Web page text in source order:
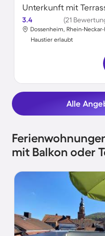
Unterkunft mit
3.4 (21
Dossenheim, Rhein-
Haustier erlaubt
Alle
mit Balkon oder